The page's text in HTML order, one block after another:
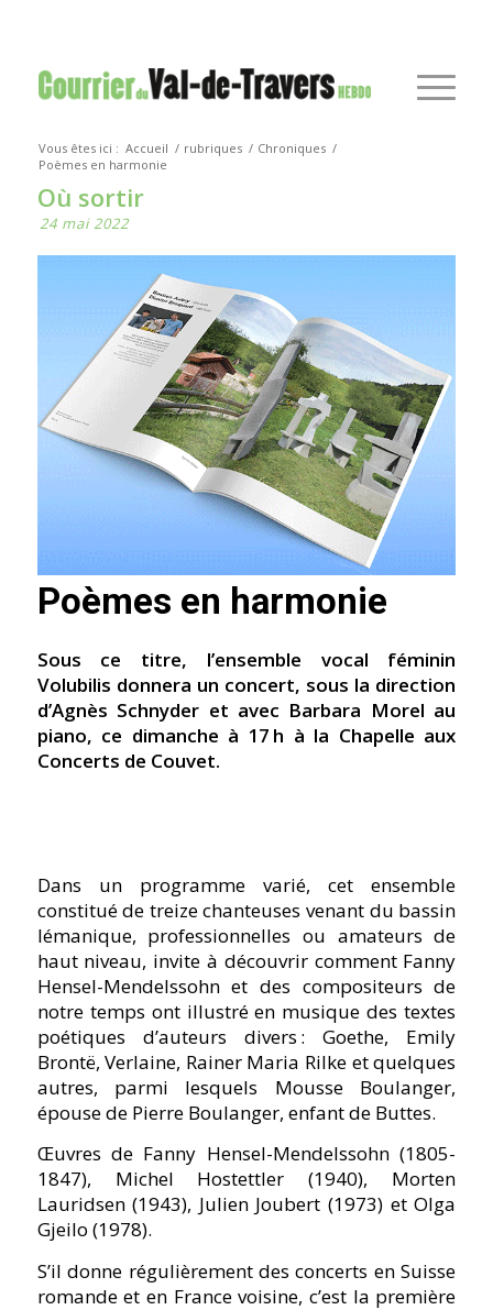
Vous êtes ici : Accueil / rubriques / Chroniques /
Poèmes en harmonie
Où sortir
24 mai 2022
Poèmes en harmonie
Sous ce titre, lʼensemble vocal féminin
Volubilis donnera un concert, sous la direction
dʼAgnès Schnyder et avec Barbara Morel au
piano, ce dimanche à 17 h à la Chapelle aux
Concerts de Couvet.
Dans un programme varié, cet ensemble
constitué de treize chanteuses venant du bassin
lémanique, professionnelles ou amateurs de
haut niveau, invite à découvrir comment Fanny
Hensel-Mendelssohn et des compositeurs de
notre temps ont illustré en musique des textes
poétiques dʼauteurs divers : Goethe, Emily
Brontë, Verlaine, Rainer Maria Rilke et quelques
autres, parmi lesquels Mousse Boulanger,
épouse de Pierre Boulanger, enfant de Buttes.
Œuvres de Fanny Hensel-Mendelssohn (1805-
1847), Michel Hostettler (1940), Morten
Lauridsen (1943), Julien Joubert (1973) et Olga
Gjeilo (1978).
Sʼil donne régulièrement des concerts en Suisse
romande et en France voisine, cʼest la première